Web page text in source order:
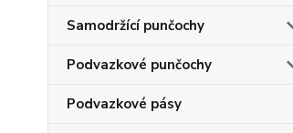
Samodržící punčochy
Podvazkové punčochy
Podvazkové pásy